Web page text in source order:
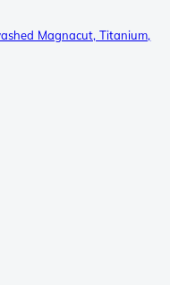
Magnacut, Titanium,